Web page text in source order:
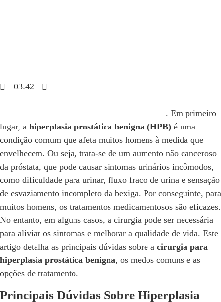
03:42
. Em primeiro
lugar, a hiperplasia prostática benigna (HPB) é uma
condição comum que afeta muitos homens à medida que
envelhecem. Ou seja, trata-se de um aumento não canceroso
da próstata, que pode causar sintomas urinários incômodos,
como dificuldade para urinar, fluxo fraco de urina e sensação
de esvaziamento incompleto da bexiga. Por conseguinte, para
muitos homens, os tratamentos medicamentosos são eficazes.
No entanto, em alguns casos, a cirurgia pode ser necessária
para aliviar os sintomas e melhorar a qualidade de vida. Este
artigo detalha as principais dúvidas sobre a cirurgia para
hiperplasia prostática benigna, os medos comuns e as
opções de tratamento.
Principais Dúvidas Sobre Hiperplasia